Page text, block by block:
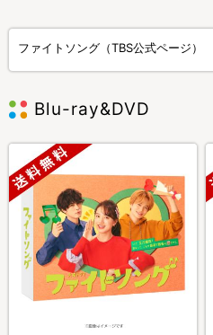
ファイトソング（TBS公式ページ）
Blu-ray&DVD